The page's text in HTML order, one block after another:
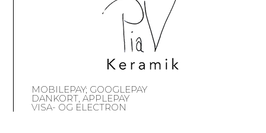
MOBILEPAY; GOOGLEPAY
DANKORT, APPLEPAY
VISA- OG ELECTRON